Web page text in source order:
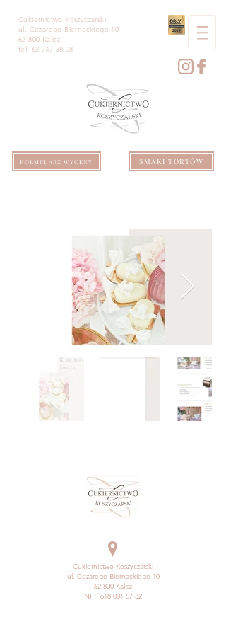
Cukiernictwo Koszyczarski
ul. Cezarego Biernackiego 10
62-800 Kalisz
tel. 62 767 38 08
FORMULARZ WYCENY SMAKI TORTÓW
Cukiernictwo Koszyczarski
ul. Cezarego Biernackiego 10
62-800 Kalisz
NIP: 618 001 57 32